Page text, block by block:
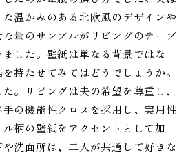
温かみのある北欧風のデザインや
量のサンプルがリビングのテーブ
した。壁紙は単なる背景ではな
持たせてみてはどうでしょうか。
。リビングは夫の希望を尊重し、
の機能性クロスを採用し、実用性
柄の壁紙をアクセントとして加
洗面所は、二人が共通して好きな